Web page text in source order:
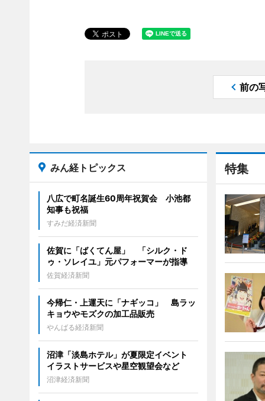
前の
特集
みん経トピックス
八広で町名誕生60周年祝賀会 小池都
知事も祝福
すみだ経済新聞
佐賀に「ばくてん屋」 「シルク・ド
ゥ・ソレイユ」元パフォーマーが指導
佐賀経済新聞
今帰仁・上運天に「ナギッコ」 島ラッ
キョウやモズクの加工品販売
やんばる経済新聞
沼津「淡島ホテル」が夏限定イベント
イラストサービスや星空観望会など
沼津経済新聞